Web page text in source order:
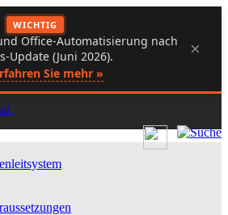
WICHTIG
Office-Automatisierung nach
Update (Juni 2026).
Sie mehr »
×